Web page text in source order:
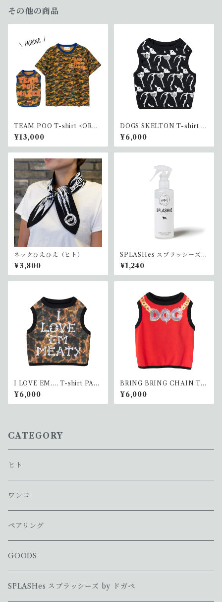
その他の商品
TEAM POO T-shirt <ORA
NGE>(ペアリング)
¥13,000
DOGS SKELTON T-shirt P
ARTNER(ワンコ)
¥6,000
ネックひえひえ（ヒト）
¥3,800
SPLASHes スプラッシーズ b
y ドガペ 除菌洗浄水200ml
サイズ
¥1,240
I LOVE EM.... T-shirt PAR
TNER(ワンコ)
¥6,000
BRING BRING CHAIN T-s
hirt PARTNER <RED> (ワン
コ）
¥6,000
CATEGORY
ヒト
ワンコ
ペアリング
GOODS
SPLASHes スプラッシーズ by ドガペ